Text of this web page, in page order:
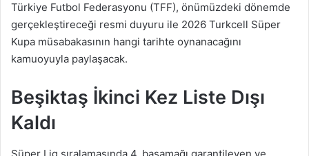
Türkiye Futbol Federasyonu (TFF), önümüzdeki dönemde
gerçekleştireceği resmi duyuru ile 2026 Turkcell Süper
Kupa müsabakasının hangi tarihte oynanacağını
kamuoyuyla paylaşacak.
Beşiktaş İkinci Kez Liste Dışı
Kaldı